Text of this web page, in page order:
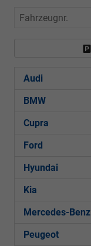
Fahrzeugnr.
Audi
BMW
Cupra
Ford
Hyundai
Kia
Mercedes-Benz
Peugeot